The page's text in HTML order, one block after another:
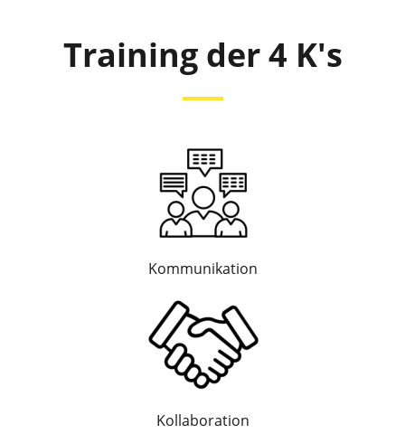
Training der 4 K's
Kommunikation
Kollaboration